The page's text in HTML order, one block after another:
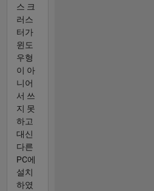
스 크
러스
터가
윈도
우형
이 아
니어
서 쓰
지 못
하고
대신
다른
PC에
설치
하였